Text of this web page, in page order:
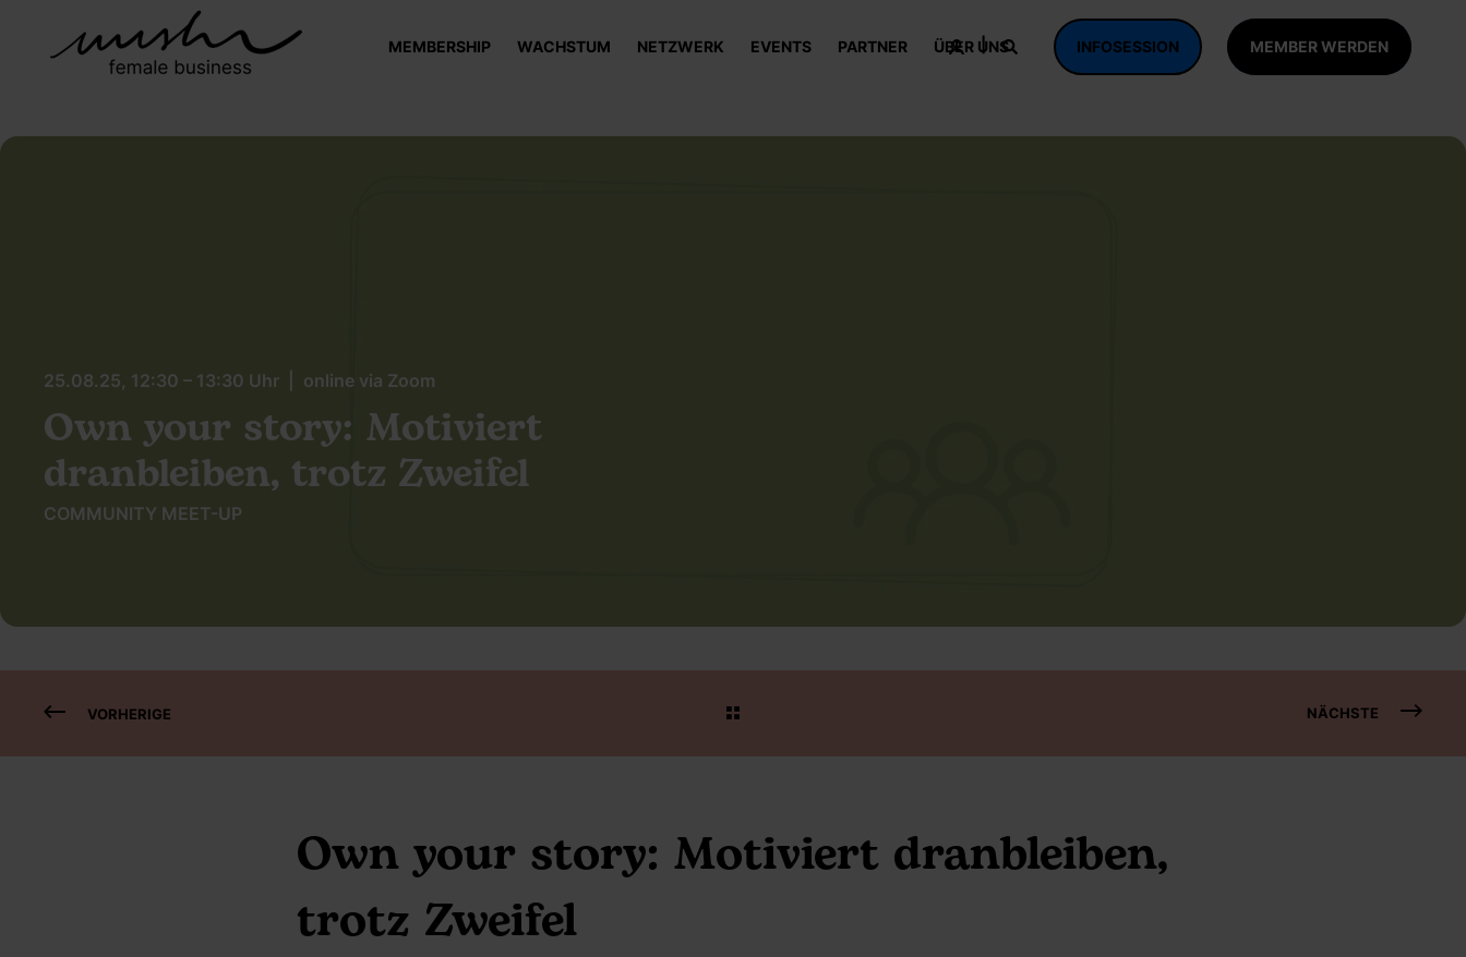
MEMBERSHIP WACHSTUM NETZWERK EVENTS PARTNER ÜBER UNS INFOSESSION MEMBER WERDEN
25.08.25, 12:30 – 13:30 Uhr | online via Zoom
Own your story: Motiviert
dranbleiben, trotz Zweifel
COMMUNITY MEET-UP
VORHERIGE NÄCHSTE
Own your story: Motiviert dranbleiben,
trotz Zweifel